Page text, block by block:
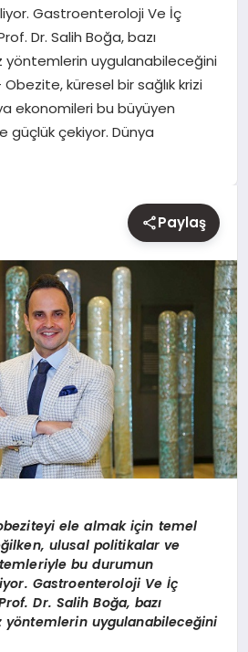
Gastroenteroloji Ve İç
Dr. Salih Boğa, bazı
yöntemlerin uygulanabileceğini
Obezite, küresel bir sağlık krizi
ekonomileri bu büyüyen
güçlük çekiyor. Dünya
Paylaş
ele almak için temel
ulusal politikalar ve
bu durumun
Gastroenteroloji Ve İç
Dr. Salih Boğa, bazı
yöntemlerin uygulanabileceğini